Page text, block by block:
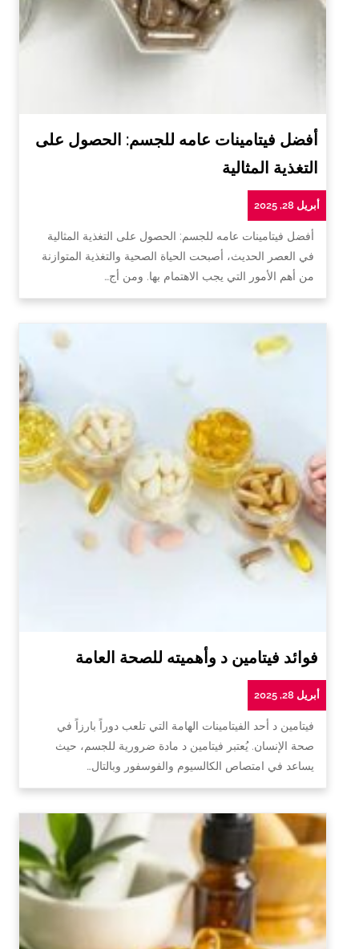
أفضل فيتامينات عامه للجسم: الحصول على
التغذية المثالية
أبريل 28, 2025
أفضل فيتامينات عامه للجسم: الحصول على التغذية المثالية
في العصر الحديث، أصبحت الحياة الصحية والتغذية المتوازنة
من أهم الأمور التي يجب الاهتمام بها. ومن أج…
فوائد فيتامين د وأهميته للصحة العامة
أبريل 28, 2025
فيتامين د أحد الفيتامينات الهامة التي تلعب دوراً بارزاً في
صحة الإنسان. يُعتبر فيتامين د مادة ضرورية للجسم، حيث
يساعد في امتصاص الكالسيوم والفوسفور وبالتال…